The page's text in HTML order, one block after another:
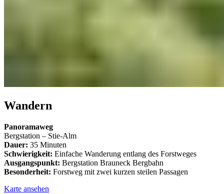
Wandern
Panoramaweg
Bergstation – Stie-Alm
Dauer: 35 Minuten
Schwierigkeit: Einfache Wanderung entlang des Forstweges
Ausgangspunkt: Bergstation Brauneck Bergbahn
Besonderheit: Forstweg mit zwei kurzen steilen Passagen
Karte ansehen